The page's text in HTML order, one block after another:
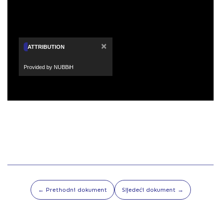
ATTRIBUTION ×
Provided by NUBBiH
← Prethodni dokument Sljedeći dokument →